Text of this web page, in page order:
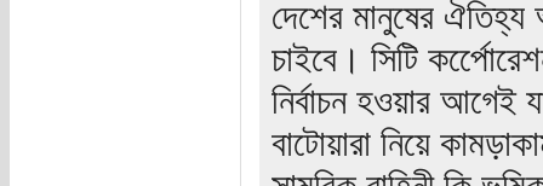
দেশের মানুষের
চাইবে। সিটি
নির্বাচন হওয়ার আগেই
বাটোয়ারা নিয়ে